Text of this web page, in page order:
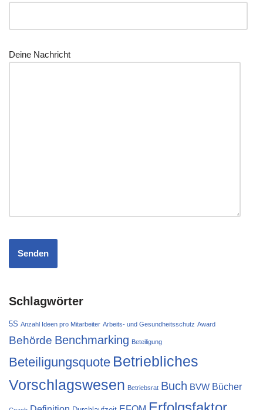
Dei­ne Nachricht
Schlagwörter
5S Anzahl Ideen pro Mitarbeiter Arbeits- und Gesundheitsschutz Award
Behörde Benchmarking Beteiligung
Beteiligungsquote Betriebliches
Vorschlagswesen Betriebsrat Buch BVW Bücher